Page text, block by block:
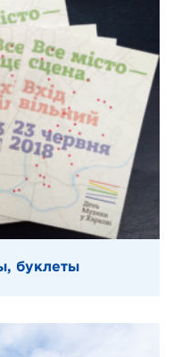
буклеты